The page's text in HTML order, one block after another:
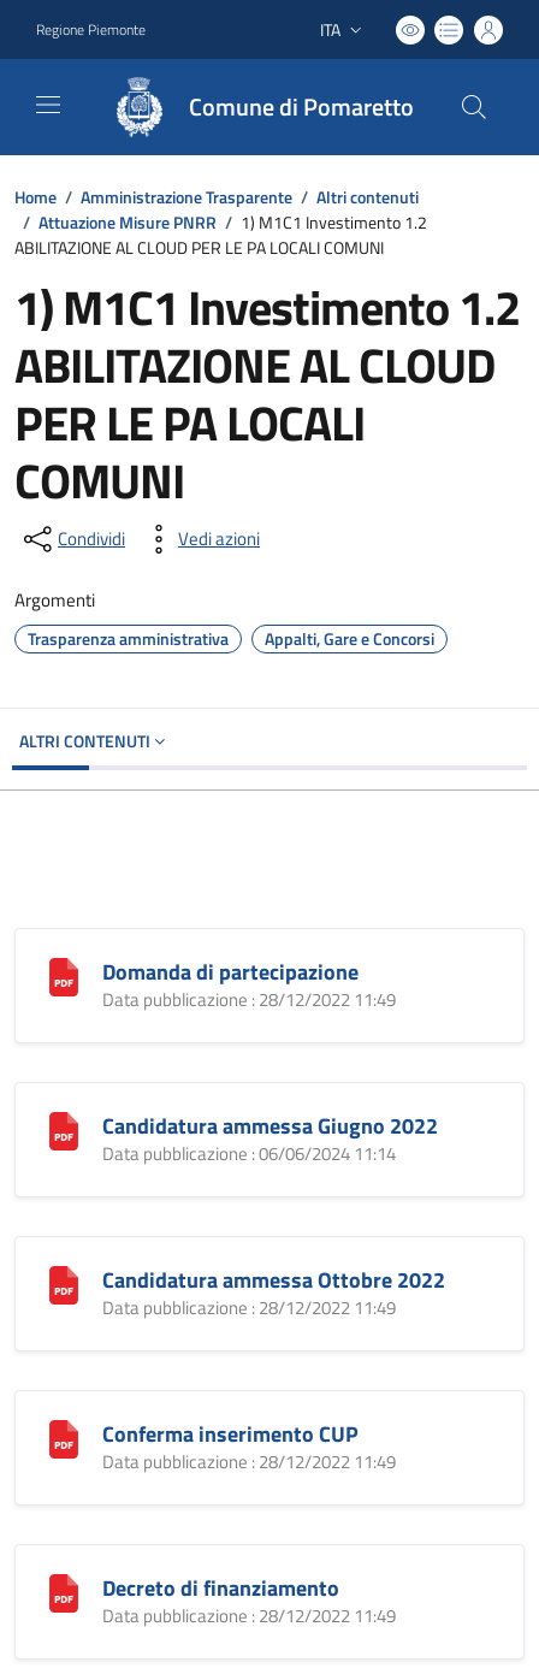
Regione Piemonte Lingua attiva:
ITA
Comune di Pomaretto
Home / Amministrazione Trasparente / Altri contenuti
/ Attuazione Misure PNRR / 1) M1C1 Investimento 1.2
ABILITAZIONE AL CLOUD PER LE PA LOCALI COMUNI
1) M1C1 Investimento 1.2
ABILITAZIONE AL CLOUD
PER LE PA LOCALI
COMUNI
Condividi Vedi azioni
Argomenti
Trasparenza amministrativa Appalti, Gare e Concorsi
ALTRI CONTENUTI
Domanda di partecipazione
Data pubblicazione : 28/12/2022 11:49
Candidatura ammessa Giugno 2022
Data pubblicazione : 06/06/2024 11:14
Candidatura ammessa Ottobre 2022
Data pubblicazione : 28/12/2022 11:49
Conferma inserimento CUP
Data pubblicazione : 28/12/2022 11:49
Decreto di finanziamento
Data pubblicazione : 28/12/2022 11:49